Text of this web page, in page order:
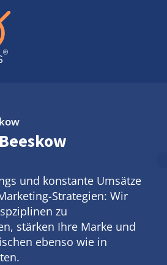
Beeskow
und konstante Umsätze
Strategien: Wir
zu
stärken Ihre Marke und
ebenso wie in